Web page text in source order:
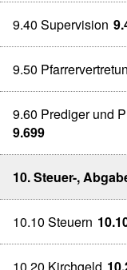
9.40 Supervision
9.50
9.60 Prediger und
9.699
10. Steuer-,
10.10 Steuern